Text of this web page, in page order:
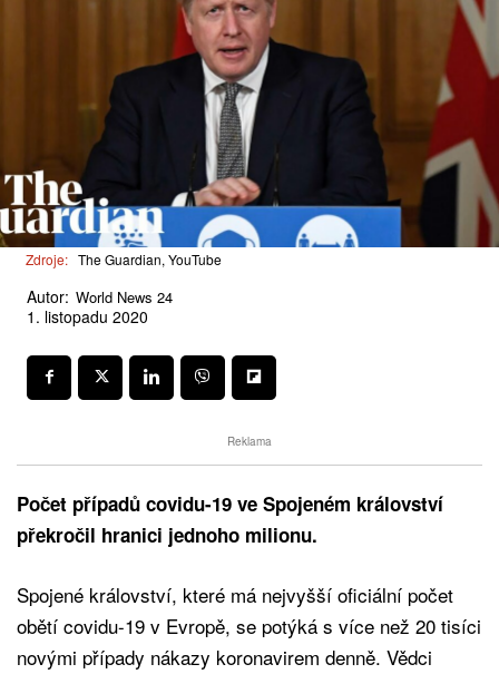
Zdroje: The Guardian, YouTube
Autor: World News 24
1. listopadu 2020
Reklama
Počet případů covidu-19 ve Spojeném království
překročil hranici jednoho milionu.
Spojené království, které má nejvyšší oficiální počet
obětí covidu-19 v Evropě, se potýká s více než 20 tisíci
novými případy nákazy koronavirem denně. Vědci